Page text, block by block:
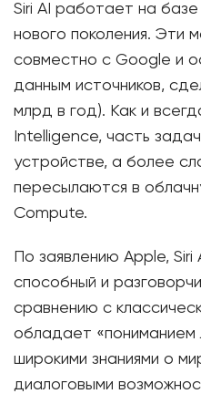
Siri AI работает на
нового поколения. Эти
совместно с Google и
данным источников,
млрд в год). Как и
Intelligence, часть
устройстве, а более
пересылаются в
Compute.
По заявлению Apple,
способный и
сравнению с
обладает «пониманием
широкими знаниями о
диалоговыми